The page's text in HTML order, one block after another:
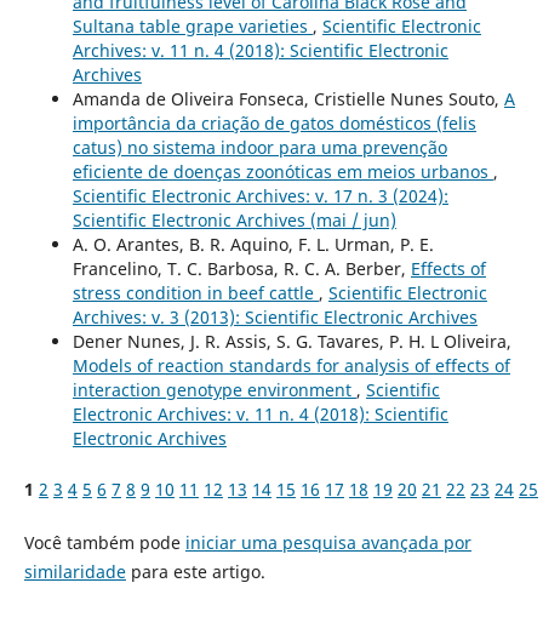
Sultana table grape varieties , Scientific Electronic
Archives: v. 11 n. 4 (2018): Scientific Electronic
Archives
Amanda de Oliveira Fonseca, Cristielle Nunes Souto, A
importância da criação de gatos domésticos (felis
catus) no sistema indoor para uma prevenção
eficiente de doenças zoonóticas em meios urbanos ,
Scientific Electronic Archives: v. 17 n. 3 (2024):
Scientific Electronic Archives (mai / jun)
A. O. Arantes, B. R. Aquino, F. L. Urman, P. E.
Francelino, T. C. Barbosa, R. C. A. Berber, Effects of
stress condition in beef cattle , Scientific Electronic
Archives: v. 3 (2013): Scientific Electronic Archives
Dener Nunes, J. R. Assis, S. G. Tavares, P. H. L Oliveira,
Models of reaction standards for analysis of effects of
interaction genotype environment , Scientific
Electronic Archives: v. 11 n. 4 (2018): Scientific
Electronic Archives
1 2 3 4 5 6 7 8 9 10 11 12 13 14 15 16 17 18 19 20 21 22 23 24 25
Você também pode iniciar uma pesquisa avançada por
similaridadepara este artigo.